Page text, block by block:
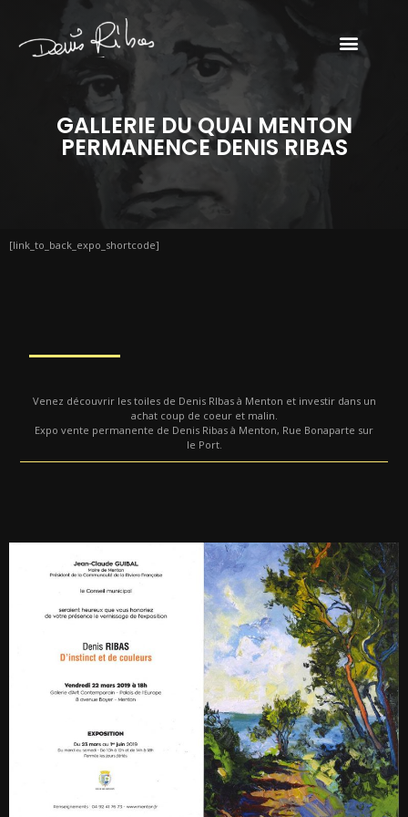
GALLERIE DU QUAI MENTON
PERMANENCE DENIS RIBAS
[link_to_back_expo_shortcode]
Venez découvrir les toiles de Denis RIbas à Menton et investir dans un
achat coup de coeur et malin.
Expo vente permanente de Denis Ribas à Menton, Rue Bonaparte sur
le Port.